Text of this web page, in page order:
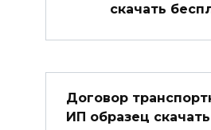
скачать
Договор
ИП образец